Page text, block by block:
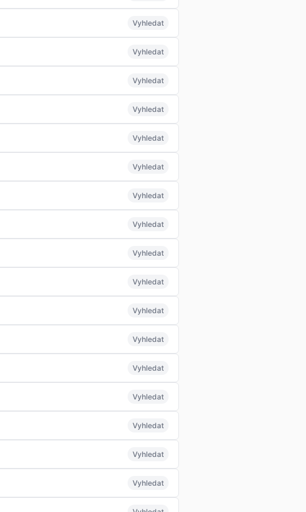
Vyhledat
Vyhledat
Vyhledat
Vyhledat
Vyhledat
Vyhledat
Vyhledat
Vyhledat
Vyhledat
Vyhledat
Vyhledat
Vyhledat
Vyhledat
Vyhledat
Vyhledat
Vyhledat
Vyhledat